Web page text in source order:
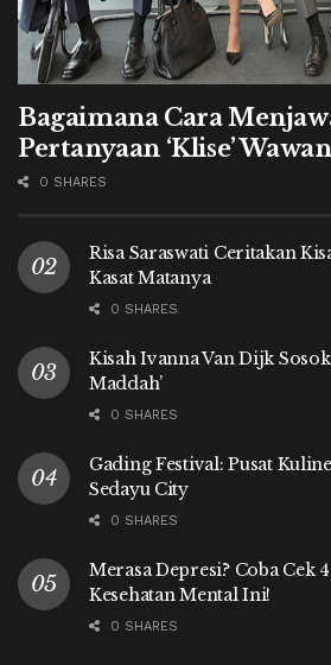
Bagaimana Cara
Pertanyaan ‘Klise’
0 SHARES
Risa Saraswati Ceritakan
Kasat Matanya
0 SHARES
Kisah Ivanna Van Dijk
Maddah’
0 SHARES
Gading Festival: Pusat
Sedayu City
0 SHARES
Merasa Depresi? Coba Cek
Kesehatan Mental Ini!
0 SHARES